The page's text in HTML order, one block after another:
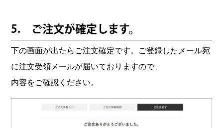
5. ご注文が確定します。
下の画面が出たらご注文確定です。ご登録したメール宛
に注文受領メールが届いておりますので、
内容をご確認ください。